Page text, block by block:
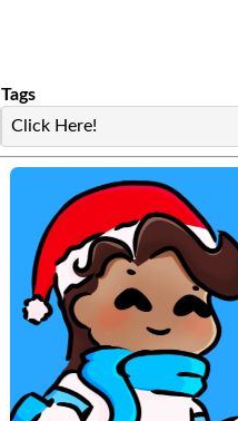
Tags
Click Here!
Fan Art by PeterStark000
PeterStark000